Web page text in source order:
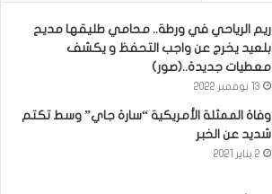
ريم الرياحي في ورطة.. محامي طليقها مديح
بلعيد يخرج عن واجب التحفظ و يكشف
معطيات جديدة..(صور)
13 نوفمبر 2022
وفاة الممثلة الأمريكية “سارة جاي” وسط تكتم
شديد عن الخبر
2 يناير 2021